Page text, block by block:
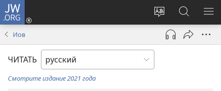
JW.ORG
Изменить
язык
сайта
Войти
(открывается
новом
окне)
Поиск
по
jw.org
Иов
ЧИТАТЬ
Смотрите издание 2021 года